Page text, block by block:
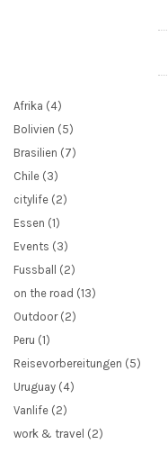
Afrika (4)
Bolivien (5)
Brasilien (7)
Chile (3)
citylife (2)
Essen (1)
Events (3)
Fussball (2)
on the road (13)
Outdoor(2)
Peru (1)
Reisevorbereitungen (5)
Uruguay (4)
Vanlife (2)
work & travel (2)